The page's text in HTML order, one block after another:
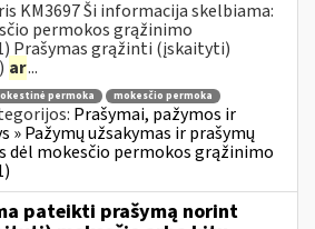
KM3697 Ši informacija skelbiama:
permokos grąžinimo
Prašymas grąžinti (įskaityti)
ar...
permoka mokesčio permoka
Prašymai, pažymos ir
» Pažymų užsakymas ir prašymų
dėl mokesčio permokos grąžinimo
pateikti prašymą norint